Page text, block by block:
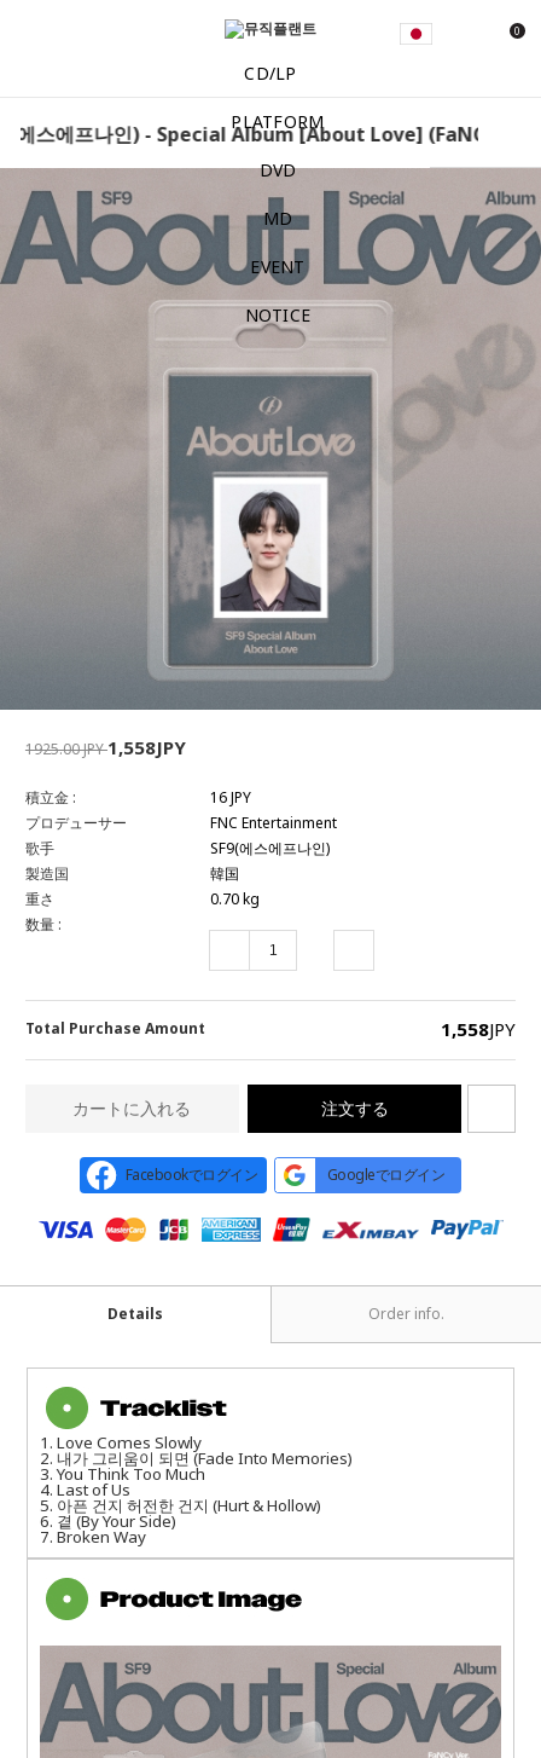
0
CD/LP
PLATFORM
DVD
MD
EVENT
NOTICE
에스에프나인) - Special Album [About Love] (FaNCy
1925.00 JPY1,558JPY
積立金 :
16 JPY
プロデューサー
FNC Entertainment
歌手
SF9(에스에프나인)
製造国
韓国
重さ
0.70 kg
数量 :
Total Purchase Amount 1,558JPY
カートに入れる 注文する
Facebookでログイン Googleでログイン
Details Order info.
1. Love Comes Slowly
2. 내가 그리움이 되면 (Fade Into Memories)
3. You Think Too Much
4. Last of Us
5. 아픈 건지 허전한 건지 (Hurt & Hollow)
6. 곁 (By Your Side)
7. Broken Way